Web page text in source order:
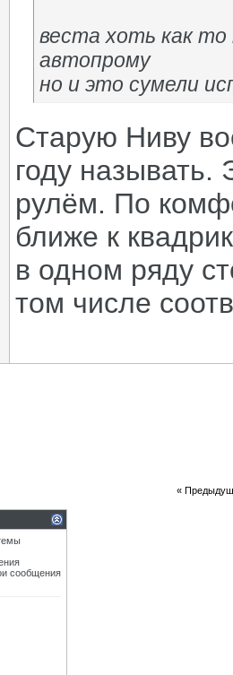
веста хоть как то
автопрому
но и это сумели
Старую Ниву
году называть.
рулём. По
ближе к
в одном ряду
том числе
«
сообщения